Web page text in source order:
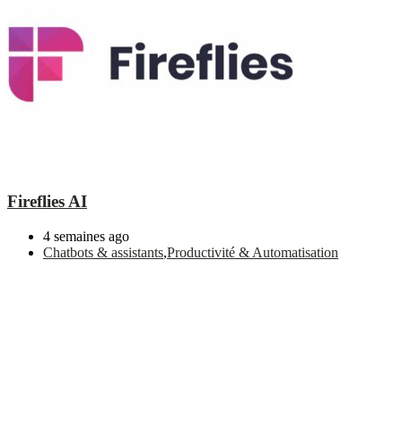
Fireflies AI
4 semaines ago
Chatbots & assistants,Productivité & Automatisation